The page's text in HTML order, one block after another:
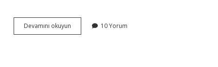
Devamını okuyun
Erkeklere
10 Yorum